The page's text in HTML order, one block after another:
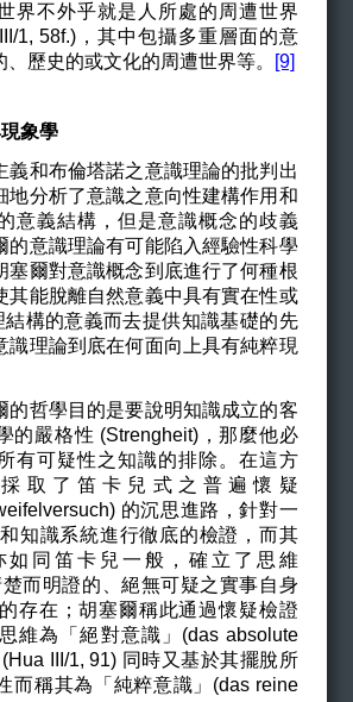
界不外乎就是人所處的周遭世界
1, 58f.)，其中包攝多重層面的意
歷史的或文化的周遭世界等。 [9]
象學
義和布倫塔諾之意識理論的批判出
地分析了意識之意向性建構作用和
意義結構，但是意識概念的歧義
的意識理論有可能陷入經驗性科學
塞爾對意識概念到底進行了何種根
其能脫離自然意義中具有實在性或
構的意義而去提供知識基礎的先
識理論到底在何面向上具有純粹現
的哲學目的是要說明知識成立的客
的嚴格性 (Strengheit) ，那麼他必
有可疑性之知識的排除。在這方
取了笛卡兒式之普遍懷疑
) 的沉思進路，針對一
知識系統進行徹底的檢證，而其
如同笛卡兒一般，確立了思維
而明證的、絕無可疑之實事自身
的存在；胡塞爾稱此通過懷疑檢證
維為「絕對意識」(das absolute
(Hua III/1, 91) 同時又基於其擺脫所
而稱其為「純粹意識」(das reine